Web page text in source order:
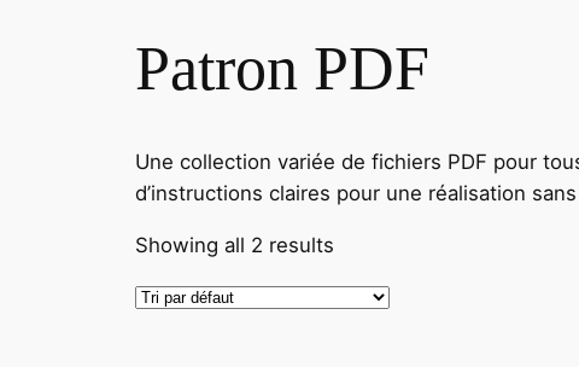
Patron PDF
Une collection variée de fichiers PDF pour
d’instructions claires pour une réalisation
Showing all 2 results